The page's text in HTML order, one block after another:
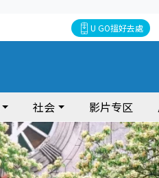
U GO搵好去處
社会 影片专区